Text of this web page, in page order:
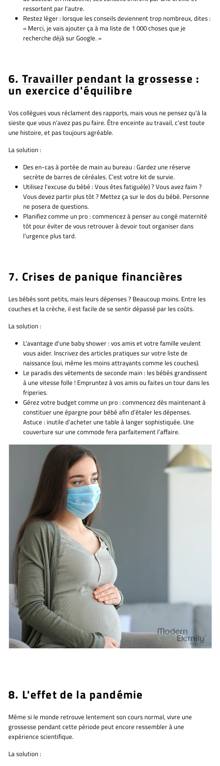
ressortent par l'autre.
Restez léger : lorsque les conseils deviennent trop nombreux, dites :
« Merci, je vais ajouter ça à ma liste de 1 000 choses que je
recherche déjà sur Google. »
6. Travailler pendant la grossesse :
un exercice d'équilibre
Vos collègues vous réclament des rapports, mais vous ne pensez qu'à la
sieste que vous n'avez pas pu faire. Être enceinte au travail, c'est toute
une histoire, et pas toujours agréable.
La solution :
Des en-cas à portée de main au bureau : Gardez une réserve
secrète de barres de céréales. C’est votre kit de survie.
Utilisez l'excuse du bébé : Vous êtes fatigué(e) ? Vous avez faim ?
Vous devez partir plus tôt ? Mettez ça sur le dos du bébé. Personne
ne posera de questions.
Planifiez comme un pro : commencez à penser au congé maternité
tôt pour éviter de vous retrouver à devoir tout organiser dans
l’urgence plus tard.
7. Crises de panique financières
Les bébés sont petits, mais leurs dépenses ? Beaucoup moins. Entre les
couches et la crèche, il est facile de se sentir dépassé par les coûts.
La solution :
L'avantage d'une baby shower : vos amis et votre famille veulent
vous aider. Inscrivez des articles pratiques sur votre liste de
naissance (oui, même les moins attrayants comme les couches).
Le paradis des vêtements de seconde main : les bébés grandissent
à une vitesse folle ! Empruntez à vos amis ou faites un tour dans les
friperies.
Gérez votre budget comme un pro : commencez dès maintenant à
constituer une épargne pour bébé afin d’étaler les dépenses.
Astuce : inutile d’acheter une table à langer sophistiquée. Une
couverture sur une commode fera parfaitement l’affaire.
8. L'effet de la pandémie
Même si le monde retrouve lentement son cours normal, vivre une
grossesse pendant cette période peut encore ressembler à une
expérience scientifique.
La solution :